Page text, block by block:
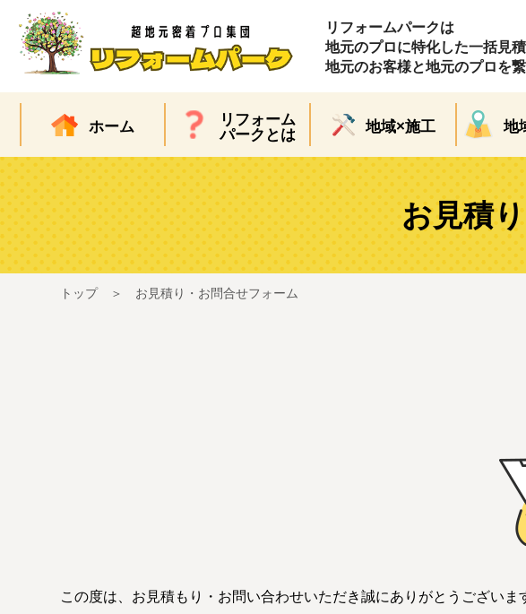
リフォームパークは
地元のプロに特化した一括見
地元のお客様と地元のプロを繋
ホーム
リフォーム
パークとは
地域×施工 地
お見積
トップ お見積り・お問合せフォーム
この度は、お見積もり・お問い合わせいただき誠にありがとうございま